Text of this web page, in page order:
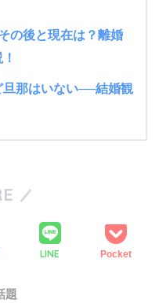
の後と現在は？離婚
那はいない──結婚観
LINE Pocket
題